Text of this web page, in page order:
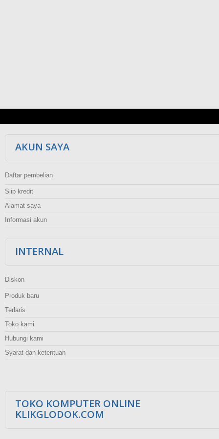
AKUN SAYA
Daftar pembelian
Slip kredit
Alamat saya
Informasi akun
INTERNAL
Diskon
Produk baru
Terlaris
Toko kami
Hubungi kami
Syarat dan ketentuan
TOKO KOMPUTER ONLINE
KLIKGLODOK.COM